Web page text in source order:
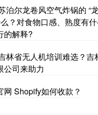
泊尔龙卷风空气炸锅的 “
？对食物口感、熟度有
的解释?
林省无人机培训难选？吉
公司来助力
网 Shopify如何收款？